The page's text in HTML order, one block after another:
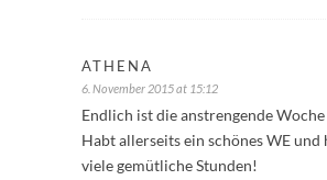
ATHENA
6. November 2015 at 15:12
Endlich ist die anstrengende
Habt allerseits ein schönes WE
viele gemütliche Stunden!